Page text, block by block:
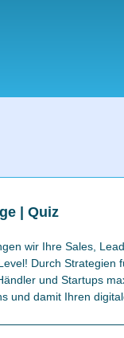
| Quiz
wir Ihre Sales,
Durch Strategien
und Startups
und damit Ihren